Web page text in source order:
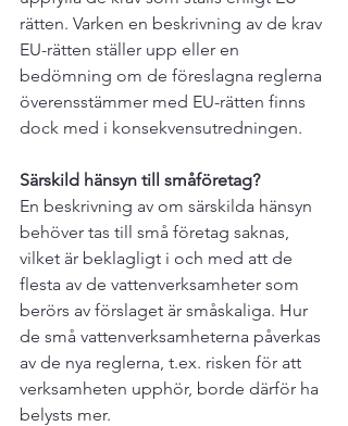
rätten. Varken en beskrivning av de krav
EU-rätten ställer upp eller en
bedömning om de föreslagna reglerna
överensstämmer med EU-rätten finns
dock med i konsekvensutredningen.
Särskild hänsyn till småföretag?
En beskrivning av om särskilda hänsyn
behöver tas till små företag saknas,
vilket är beklagligt i och med att de
flesta av de vattenverksamheter som
berörs av förslaget är småskaliga. Hur
de små vattenverksamheterna påverkas
av de nya reglerna, t.ex. risken för att
verksamheten upphör, borde därför ha
belysts mer.